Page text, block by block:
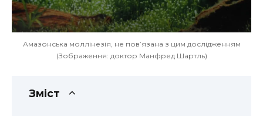
Амазонська моллінезія, не пов’язана з цим дослідженням
(Зображення: доктор Манфред Шартль)
Зміст